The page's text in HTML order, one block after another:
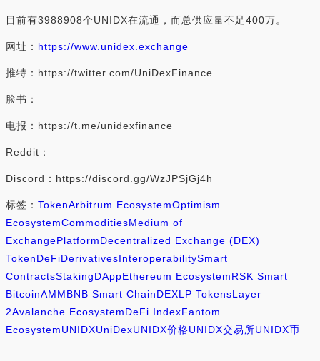
目前有3988908个UNIDX在流通，而总供应量不足400万。
网址： https://www.unidex.exchange
推特：https://twitter.com/UniDexFinance
脸书：
电报：https://t.me/unidexfinance
Reddit：
Discord：https://discord.gg/WzJPSjGj4h
标签： TokenArbitrum EcosystemOptimism
EcosystemCommoditiesMedium of
ExchangePlatformDecentralized Exchange (DEX)
TokenDeFiDerivativesInteroperabilitySmart
ContractsStakingDAppEthereum EcosystemRSK Smart
BitcoinAMMBNB Smart ChainDEXLP TokensLayer
2Avalanche EcosystemDeFi IndexFantom
EcosystemUNIDXUniDexUNIDX价格UNIDX交易所UNIDX币